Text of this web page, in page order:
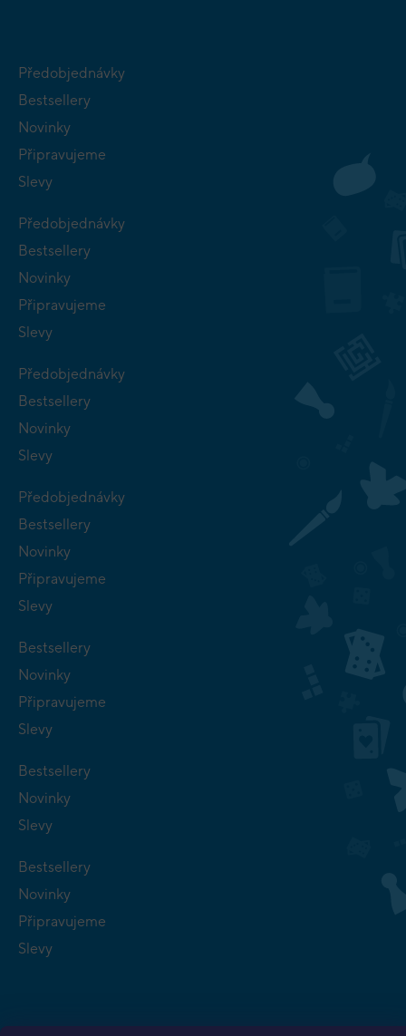
Předobjednávky
Bestsellery
Novinky
Připravujeme
Slevy
Předobjednávky
Bestsellery
Novinky
Připravujeme
Slevy
Předobjednávky
Bestsellery
Novinky
Slevy
Předobjednávky
Bestsellery
Novinky
Připravujeme
Slevy
Bestsellery
Novinky
Připravujeme
Slevy
Bestsellery
Novinky
Slevy
Bestsellery
Novinky
Připravujeme
Slevy